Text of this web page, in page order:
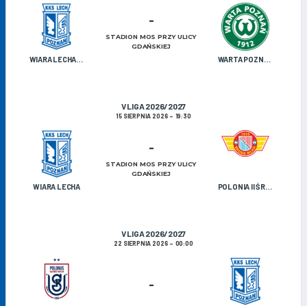
WIARA LECHA OLDBOJE WARTA POZNAŃ U-19
-
STADION MOS PRZY ULICY
GDAŃSKIEJ
V LIGA 2026/2027
15 SIERPNIA 2026 19:30
WIARA LECHA POLONIA II ŚRODA WIELKOPOLSKA
-
STADION MOS PRZY ULICY
GDAŃSKIEJ
V LIGA 2026/2027
22 SIERPNIA 2026 00:00
-